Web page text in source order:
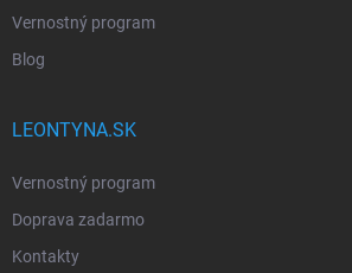
Vernostný program
Blog
LEONTYNA.SK
Vernostný program
Doprava zadarmo
Kontakty